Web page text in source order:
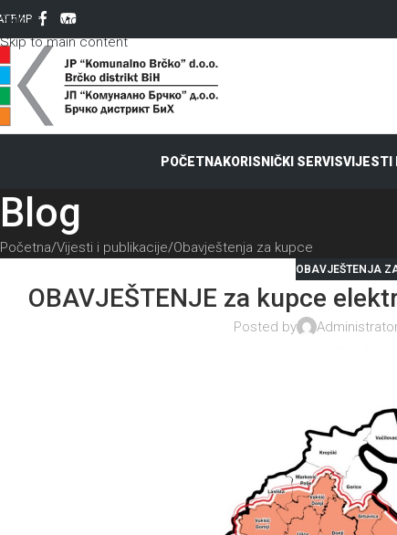
Skip to navigation
Skip to main content
ЋИР
POČETNAKORISNIČKI SERVISVIJESTI
Blog
Početna Vijesti i publikacije Obavještenja za kupce
OBAVJEŠTENJA
OBAVJEŠTENJE za kupce
Posted by